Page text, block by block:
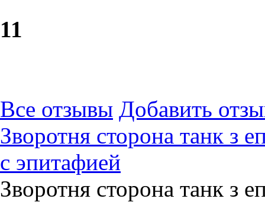
11
Все отзывы Добавить
Зворотня сторона танк з
с эпитафией
Зворотня сторона танк з